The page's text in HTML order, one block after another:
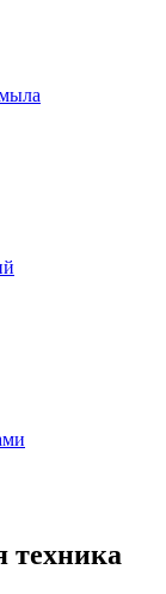
техника